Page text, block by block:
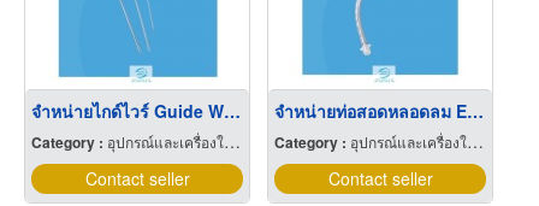
จำหน่ายไกด์ไวร์ Guide Wire
Category : อุปกรณ์และเครื่องใช้แพทย์และศัลยแพทย์
Contact seller
จำหน่ายท่อสอดหลอดลม Endotracheal Tube Uncuff
Category : อุปกรณ์และเครื่องใช้แพทย์และศัลยแพทย์
Contact seller